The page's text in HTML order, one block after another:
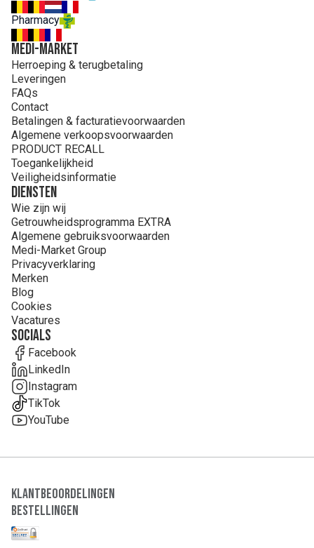
Pharmacy
MEDI-MARKET
Herroeping & terugbetaling
Leveringen
FAQs
Contact
Betalingen & facturatievoorwaarden
Algemene verkoopsvoorwaarden
PRODUCT RECALL
Toegankelijkheid
Veiligheidsinformatie
Diensten
Wie zijn wij
Getrouwheidsprogramma EXTRA
Algemene gebruiksvoorwaarden
Medi-Market Group
Privacyverklaring
Merken
Blog
Cookies
Vacatures
Socials
Facebook
LinkedIn
Instagram
TikTok
YouTube
Klantbeoordelingen
Bestellingen